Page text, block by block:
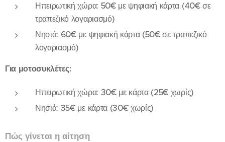
Ηπειρωτική χώρα: 50€ με ψηφιακή κάρτα (40€ σε
τραπεζικό λογαριασμό)
Νησιά: 60€ με ψηφιακή κάρτα (50€ σε τραπεζικό
λογαριασμό)
Για μοτοσυκλέτες:
Ηπειρωτική χώρα: 30€ με κάρτα (25€ χωρίς)
Νησιά: 35€ με κάρτα (30€ χωρίς)
Πώς γίνεται η αίτηση